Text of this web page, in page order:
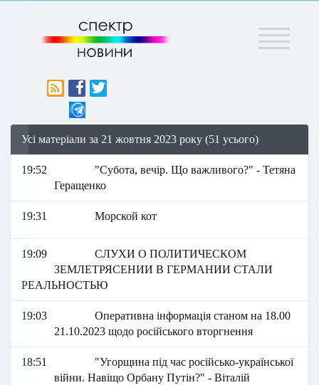
Меню
Усі матеріали за 21 жовтня 2023 року (51 усього)
19:52
"Субота, вечір. Що важливого?" - Тетяна
Геращенко
19:31 Морской кот
19:09
СЛУХИ О ПОЛИТИЧЕСКОМ
ЗЕМЛЕТРЯСЕНИИ В ГЕРМАНИИ СТАЛИ
РЕАЛЬНОСТЬЮ
19:03
Оперативна інформація станом на 18.00
21.10.2023 щодо російського вторгнення
18:51
"Угорщина під час російсько-української
війни. Навіщо Орбану Путін?" - Віталій